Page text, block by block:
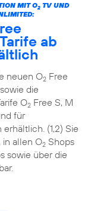
MIT O2TV UND
ab
neuen O2Free
die
O2Free S, M
für
(1,2) Sie
in allen O2Shops
sowie über die